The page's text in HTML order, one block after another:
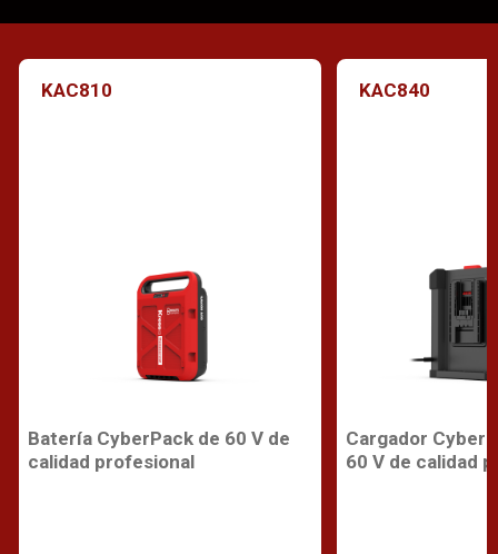
KAC810
Batería CyberPack de 60 V de
calidad profesional
KAC840
Cargador
60 V de calidad